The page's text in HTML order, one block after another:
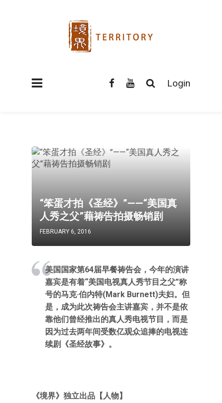
Login
“笨蛋才拍《圣经》”——“美国真
人秀之父”藉祷告拍摄畅销剧
FEBRUARY 6, 2016
美国国家第64届早餐祷告会，今年的演讲
嘉宾是有着“美国电视真人秀节目之父”称
号的马克·伯内特(Mark Burnett)夫妇。但
是，成为此次祷告会主讲嘉宾，并不是依
靠他们曾经推出的真人秀电视节目，而是
因为过去两年间受数亿观众追捧的电视连
续剧《圣经故事》。
《境界》独立出品【人物】